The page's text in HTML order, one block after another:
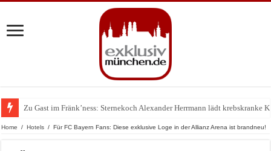
Zu Gast im Fränk’ness: Sternekoch Alexander Herrmann lädt krebskranke
Warum München gerade zum Treffpunkt der Lingerie-Branche wurde
Home / Hotels / Für FC Bayern Fans: Diese exklusive Loge in der Allianz Arena ist brandneu!